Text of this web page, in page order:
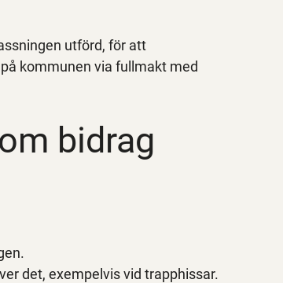
utförd, för att
kommunen via fullmakt med
bidrag
det, exempelvis vid trapphissar.